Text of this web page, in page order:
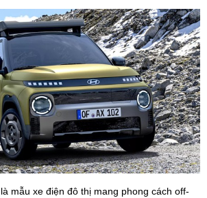
mẫu xe điện đô thị mang phong cách off-